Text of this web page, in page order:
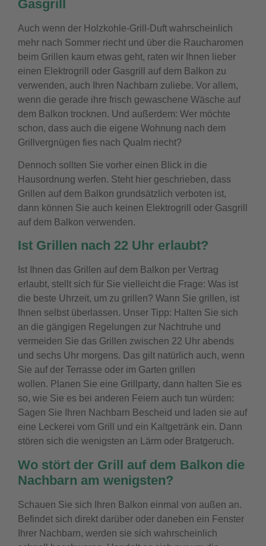
Gasgrill
Auch wenn der Holzkohle-Grill-Duft wahrscheinlich
mehr nach Sommer riecht und über die Raucharomen
beim Grillen kaum etwas geht, raten wir Ihnen lieber
einen Elektrogrill oder Gasgrill auf dem Balkon zu
verwenden, auch Ihren Nachbarn zuliebe. Vor allem,
wenn die gerade ihre frisch gewaschene Wäsche auf
dem Balkon trocknen. Und außerdem: Wer möchte
schon, dass auch die eigene Wohnung nach dem
Grillvergnügen fies nach Qualm riecht?
Dennoch sollten Sie vorher einen Blick in die
Hausordnung werfen. Steht hier geschrieben, dass
Grillen auf dem Balkon grundsätzlich verboten ist,
dann können Sie auch keinen Elektrogrill oder Gasgrill
auf dem Balkon verwenden.
Ist Grillen nach 22 Uhr erlaubt?
Ist Ihnen das Grillen auf dem Balkon per Vertrag
erlaubt, stellt sich für Sie vielleicht die Frage: Was ist
die beste Uhrzeit, um zu grillen? Wann Sie grillen, ist
Ihnen selbst überlassen. Unser Tipp: Halten Sie sich
an die gängigen Regelungen zur Nachtruhe und
vermeiden Sie das Grillen zwischen 22 Uhr abends
und sechs Uhr morgens. Das gilt natürlich auch, wenn
Sie auf der Terrasse oder im Garten grillen
wollen. Planen Sie eine Grillparty, dann halten Sie es
so, wie Sie es bei anderen Feiern auch tun würden:
Sagen Sie Ihren Nachbarn Bescheid und laden sie auf
eine Leckerei vom Grill und ein Kaltgetränk ein. Dann
stören sich die wenigsten an Lärm oder Bratgeruch.
Wo stört der Grill auf dem Balkon die
Nachbarn am wenigsten?
Schauen Sie sich Ihren Balkon einmal von außen an.
Befindet sich direkt darüber oder daneben ein Fenster
Ihrer Nachbarn, werden sie sich wahrscheinlich